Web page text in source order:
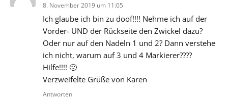
8. November 2019 um 11:05
Ich glaube ich bin zu doof!!!! Nehme ich auf der
Vorder- UND der Rückseite den Zwickel dazu?
Oder nur auf den Nadeln 1 und 2? Dann verstehe
ich nicht, warum auf 3 und 4 Markierer????
Hilfe!!!! 🙁
Verzweifelte Grüße von Karen
Antworten